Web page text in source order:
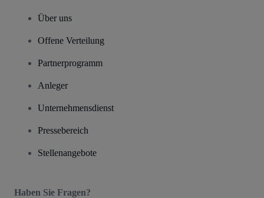
Über uns
Offene Verteilung
Partnerprogramm
Anleger
Unternehmensdienst
Pressebereich
Stellenangebote
Haben Sie Fragen?